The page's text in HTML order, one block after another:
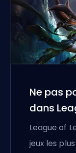
Ne pas
dans
(corrigé)
League of
jeux les